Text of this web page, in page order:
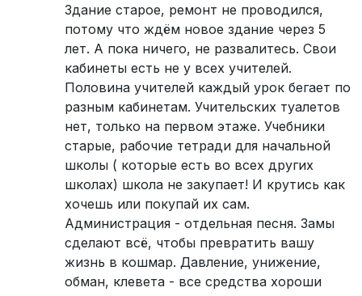
Здание старое, ремонт не проводился,
потому что ждём новое здание через 5
лет. А пока ничего, не развалитесь. Свои
кабинеты есть не у всех учителей.
Половина учителей каждый урок бегает по
разным кабинетам. Учительских туалетов
нет, только на первом этаже. Учебники
старые, рабочие тетради для начальной
школы ( которые есть во всех других
школах) школа не закупает! И крутись как
хочешь или покупай их сам.
Администрация - отдельная песня. Замы
сделают всё, чтобы превратить вашу
жизнь в кошмар. Давление, унижение,
обман, клевета - все средства хороши